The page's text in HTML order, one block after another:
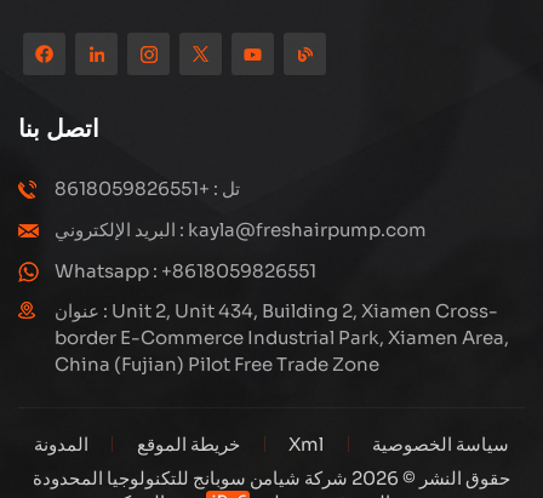
دولية واسعة. لدى Subang Technology فريق مبيعات محترف
ونظام خدمة فعال بعد البيع ، نحن نستكشف دائمًا ودراسة كيفية ترقية
منتجاتنا باستمرار من خلال الابتكار لتلبية الاحتياجات المتزايدة للعملاء.
التركيز الأساسي للشركة على إنتاج وتصنيع الضواغط عالية الضغط ،
تصميمها الهيكلي هو علمي ومعقول ، لضمان الأداء الفعال للمنتجات.
اتصل بنا
تل : +8618059826551
البريد الإلكتروني : kayla@freshairpump.com
Whatsapp : +8618059826551
عنوان : Unit 2, Unit 434, Building 2, Xiamen Cross-
border E-Commerce Industrial Park, Xiamen Area,
China (Fujian) Pilot Free Trade Zone
خريطة الموقع المدونة Xml
سياسة الخصوصية
حقوق النشر © 2026 شركة شيامن سوبانج للتكنولوجيا المحدودة